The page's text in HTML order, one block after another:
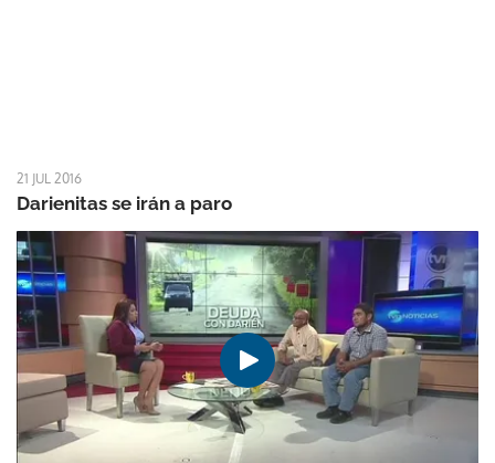
21 JUL 2016
Darienitas se irán a paro